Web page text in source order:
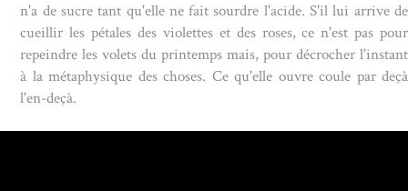
n'a de sucre tant qu'elle ne fait sourdre l'acide. S'il lui arrive de
cueillir les pétales des violettes et des roses, ce n'est pas pour
repeindre les volets du printemps mais, pour décrocher l'instant
à la métaphysique des choses. Ce qu'elle ouvre coule par deçà
l'en-deçà.